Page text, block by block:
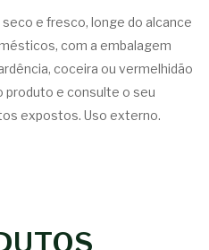
seco e fresco, longe do alcance
com a embalagem
coceira ou vermelhidão
produto e consulte o seu
expostos. Uso externo.